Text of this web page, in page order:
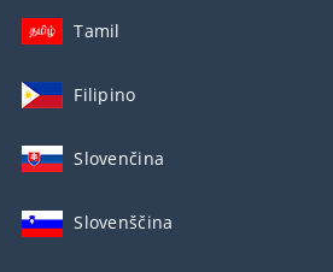
Tamil
Filipino
Slovenčina
Slovenščina